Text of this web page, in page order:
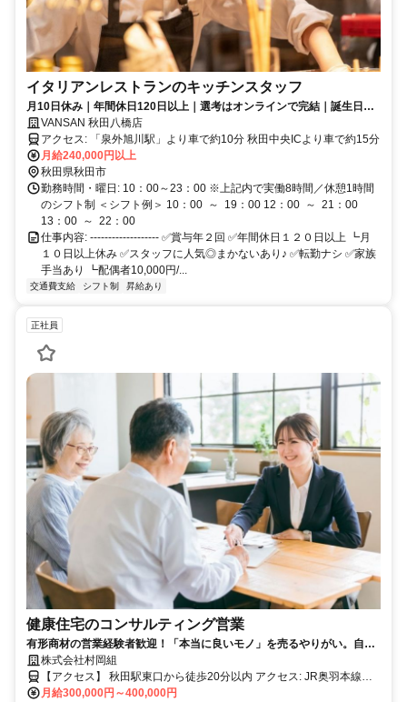
イタリアンレストランのキッチンスタッフ
月10日休み｜年間休日120日以上｜選考はオンラインで完結｜誕生日祝
金2万｜家族手当あり｜賞与2回
VANSAN 秋田八橋店
アクセス: 「泉外旭川駅」より車で約10分 秋田中央ICより車で約15分
月給240,000円以上
秋田県秋田市
勤務時間・曜日: 10：00～23：00 ※上記内で実働8時間／休憩1時間
のシフト制 ＜シフト例＞ 10：00 ～ 19：00 12：00 ～ 21：00
13：00 ～ 22：00
仕事内容: ------------------- ✅賞与年２回 ✅年間休日１２０日以上 ┗月
１０日以上休み ✅スタッフに人気◎まかないあり♪ ✅転勤ナシ ✅家族
手当あり ┗配偶者10,000円/...
交通費支給 シフト制 昇給あり
正社員
健康住宅のコンサルティング営業
有形商材の営業経験者歓迎！「本当に良いモノ」を売るやりがい。自然
素材の健康住宅！／完全反響営業・飛び込みナシ／残業月10h以内！
株式会社村岡組
【アクセス】 秋田駅東口から徒歩20分以内 アクセス: JR奥羽本線
「四ツ小屋駅」より車で約5分、または「秋田駅」より車で約15分
月給300,000円～400,000円